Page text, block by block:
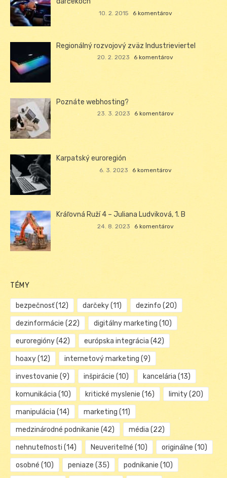
10. 2. 2015 6 komentárov
Regionálný rozvojový zväz Industrieviertel
20. 2. 2023 6 komentárov
Poznáte webhosting?
23. 3. 2023 6 komentárov
Karpatský euroregión
6. 3. 2023 6 komentárov
Kráľovná Ruží 4 – Juliana Ludviková, 1. B
24. 8. 2023 6 komentárov
TÉMY
bezpečnosť(12) darčeky(11) dezinfo (20)
dezinformácie (22) digitálny marketing (10)
euroregióny(42) európska integrácia (42)
hoaxy(12) internetový marketing (9)
investovanie (9) inšpirácie (10) kancelária (13)
komunikácia (10) kritické myslenie (16) limity(20)
manipulácia (14) marketing (11)
medzinárodné podnikanie (42) média (22)
nehnuteľnosti (14) Neuveriteľné (10) originálne (10)
osobné (10) peniaze (35) podnikanie (10)